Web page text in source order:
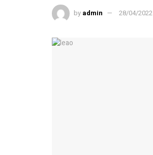
by admin 28/04/2022